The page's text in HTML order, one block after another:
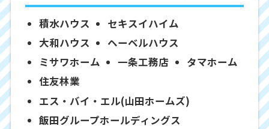
積水ハウス
セキスイハイム
大和ハウス
ヘーベルハウス
ミサワホーム
一条工務店
タマホーム
住友林業
エス・バイ・エル(山田ホームズ)
飯田グループホールディングス